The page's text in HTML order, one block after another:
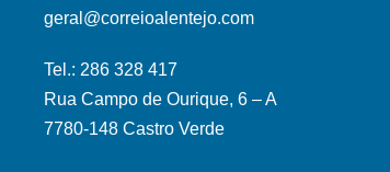
geral@correioalentejo.com
Tel.: 286 328 417
Rua Campo de Ourique, 6 – A
7780-148 Castro Verde